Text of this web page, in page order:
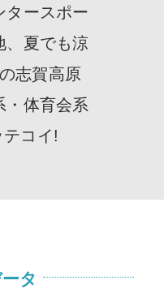
タースポー
、夏でも涼
志賀高原
・体育会系
コイ!
タ